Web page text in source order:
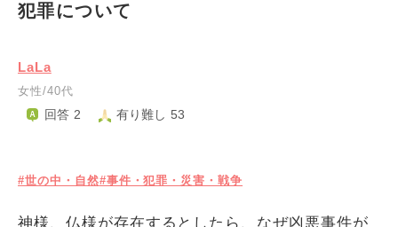
犯罪について
LaLa
女性/40代
回答 2 有り難し 53
#世の中・自然#事件・犯罪・災害・戦争
神様、仏様が存在するとしたら、なぜ凶悪事件が